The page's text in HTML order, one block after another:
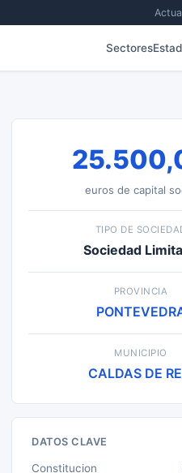
Sectores
euros de capital
TIPO DE
Sociedad
PROVINCIA
MUNICIPIO
CALDAS DE
DATOS CLAVE
Constitucion